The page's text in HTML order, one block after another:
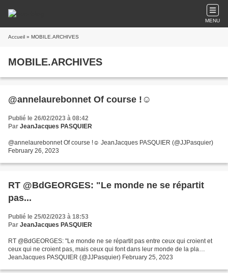
MENU
Accueil » MOBILE.ARCHIVES
MOBILE.ARCHIVES
@annelaurebonnet Of course !☺️
Publié le 26/02/2023 à 08:42
Par JeanJacques PASQUIER
@annelaurebonnet Of course !☺️ JeanJacques PASQUIER (@JJPasquier)
February 26, 2023
RT @BdGEORGES: "Le monde ne se répartit
pas...
Publié le 25/02/2023 à 18:53
Par JeanJacques PASQUIER
RT @BdGEORGES: "Le monde ne se répartit pas entre ceux qui croient et
ceux qui ne croient pas, mais ceux qui font dans leur monde de la pla…
JeanJacques PASQUIER (@JJPasquier) February 25, 2023